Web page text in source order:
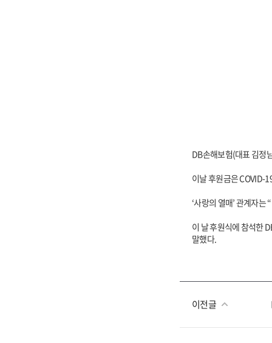
DB손해보험(대표 김정
이날 후원금은 COVID-
‘사랑의 열매’ 관계자
이 날 후원식에 참석한
말했다.
이전글